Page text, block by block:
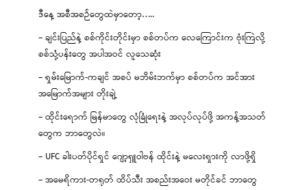
ဒီနေ့ အစီအစဉ်တွေထဲမှာတော့…..
– ချင်းပြည်နဲ့ စစ်ကိုင်းတိုင်းမှာ စစ်တပ်က လေကြောင်းက ဗုံးကြဲလို့
စစ်သုံ့ပန်းတွေ အပါအဝင် လူသေဆုံး
– ရှမ်းမြောက်-ကချင် အစပ် မဘိမ်းဘက်မှာ စစ်တပ်က အင်အား
အမြောက်အများ တိုးချဲ့
– ထိုင်းရောက် မြန်မာတွေ လုံခြုံရေးနဲ့ အလုပ်လုပ်ဖို့ အကန့်အသတ်
တွေက ဘာတွေလဲ။
– UFC ခါးပတ်ပိုင်ရှင် ဂျော့ရှူဝါဗန် ထိုင်းနဲ့ မလေးရှားကို လာဖို့ရှိ
– အမေရိကား-တရုတ် ထိပ်သီး အစည်းအဝေး မတိုင်ခင် ဘာတွေ